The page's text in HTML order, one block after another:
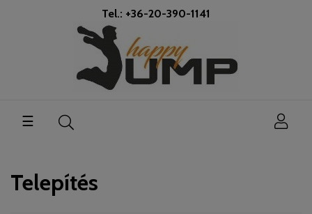
Tel.: +36-20-390-1141
Toggle
navigation
☰
Telepítés